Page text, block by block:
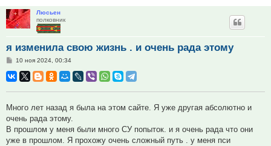
Люсьен
полковник
я изменила свою жизнь . и очень рада этому
Сообщение
10 ноя 2024, 00:34
Много лет назад я была на этом сайте. Я уже другая абсолютно и
очень рада этому.
В прошлом у меня были много СУ попыток. и я очень рада что они
уже в прошлом. Я прохожу очень сложный путь . у меня пси